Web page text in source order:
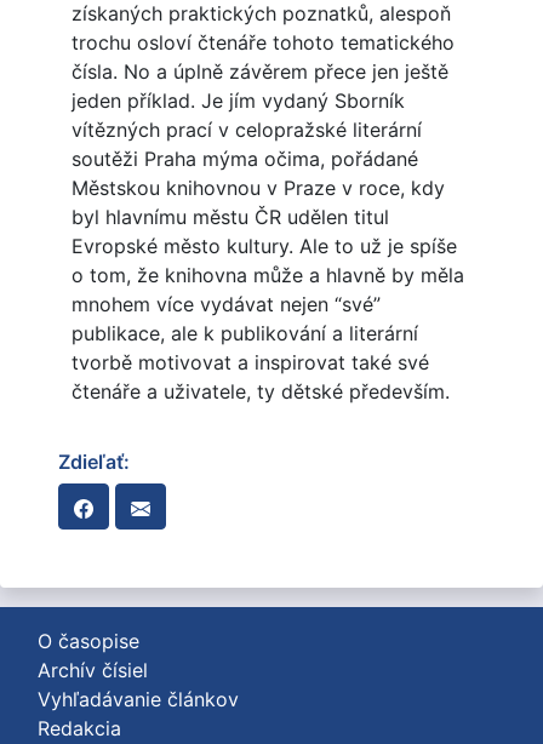
získaných praktických poznatků, alespoň
trochu osloví čtenáře tohoto tematického
čísla. No a úplně závěrem přece jen ještě
jeden příklad. Je jím vydaný Sborník
vítězných prací v celopražské literární
soutěži Praha mýma očima, pořádané
Městskou knihovnou v Praze v roce, kdy
byl hlavnímu městu ČR udělen titul
Evropské město kultury. Ale to už je spíše
o tom, že knihovna může a hlavně by měla
mnohem více vydávat nejen “své”
publikace, ale k publikování a literární
tvorbě motivovat a inspirovat také své
čtenáře a uživatele, ty dětské především.
Zdieľať:
O časopise
Archív čísiel
Vyhľadávanie článkov
Redakcia